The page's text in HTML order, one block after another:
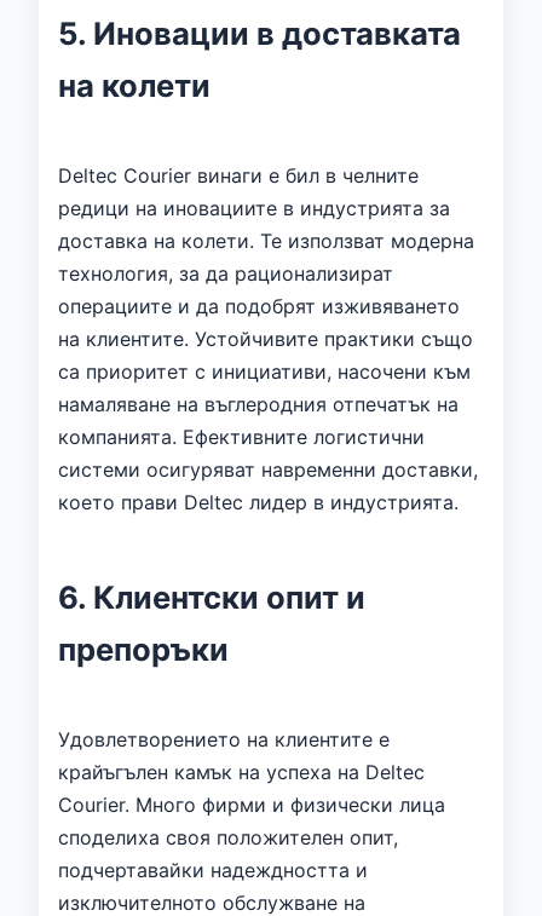
5. Иновации в доставката
на колети
Deltec Courier винаги е бил в челните
редици на иновациите в индустрията за
доставка на колети. Те използват модерна
технология, за да рационализират
операциите и да подобрят изживяването
на клиентите. Устойчивите практики също
са приоритет с инициативи, насочени към
намаляване на въглеродния отпечатък на
компанията. Ефективните логистични
системи осигуряват навременни доставки,
което прави Deltec лидер в индустрията.
6. Клиентски опит и
препоръки
Удовлетворението на клиентите е
крайъгълен камък на успеха на Deltec
Courier. Много фирми и физически лица
споделиха своя положителен опит,
подчертавайки надеждността и
изключителното обслужване на